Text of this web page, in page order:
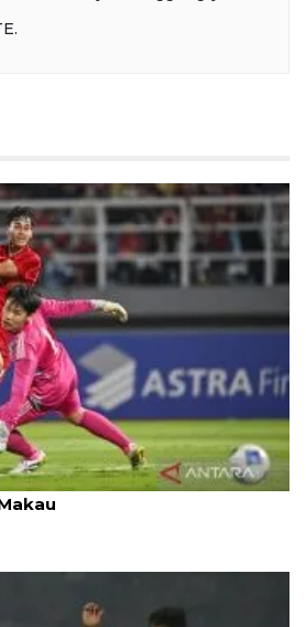
gol dengan sumbang gol